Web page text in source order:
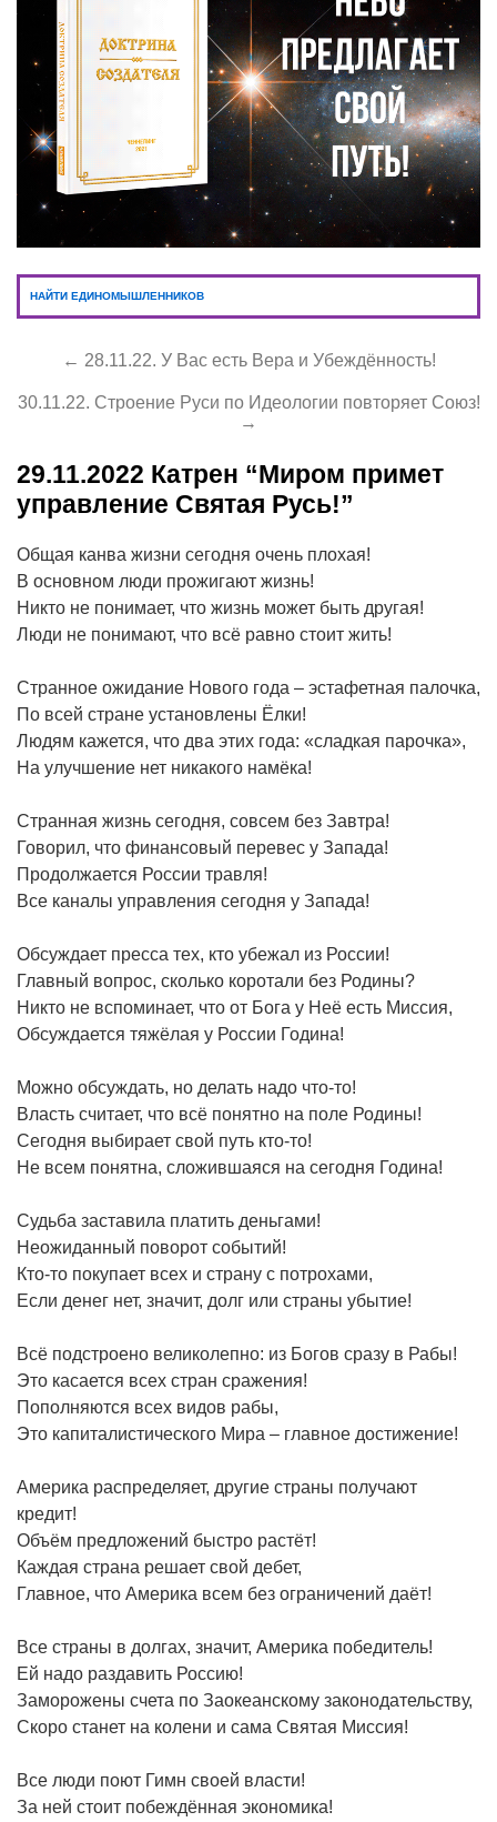
НАЙТИ ЕДИНОМЫШЛЕННИКОВ
← 28.11.22. У Вас есть Вера и Убеждённость!
30.11.22. Строение Руси по Идеологии повторяет Союз!
→
29.11.2022 Катрен “Миром примет
управление Святая Русь!”
Общая канва жизни сегодня очень плохая!
В основном люди прожигают жизнь!
Никто не понимает, что жизнь может быть другая!
Люди не понимают, что всё равно стоит жить!
Странное ожидание Нового года – эстафетная палочка,
По всей стране установлены Ёлки!
Людям кажется, что два этих года: «сладкая парочка»,
На улучшение нет никакого намёка!
Странная жизнь сегодня, совсем без Завтра!
Говорил, что финансовый перевес у Запада!
Продолжается России травля!
Все каналы управления сегодня у Запада!
Обсуждает пресса тех, кто убежал из России!
Главный вопрос, сколько коротали без Родины?
Никто не вспоминает, что от Бога у Неё есть Миссия,
Обсуждается тяжёлая у России Година!
Можно обсуждать, но делать надо что-то!
Власть считает, что всё понятно на поле Родины!
Сегодня выбирает свой путь кто-то!
Не всем понятна, сложившаяся на сегодня Година!
Судьба заставила платить деньгами!
Неожиданный поворот событий!
Кто-то покупает всех и страну с потрохами,
Если денег нет, значит, долг или страны убытие!
Всё подстроено великолепно: из Богов сразу в Рабы!
Это касается всех стран сражения!
Пополняются всех видов рабы,
Это капиталистического Мира – главное достижение!
Америка распределяет, другие страны получают
кредит!
Объём предложений быстро растёт!
Каждая страна решает свой дебет,
Главное, что Америка всем без ограничений даёт!
Все страны в долгах, значит, Америка победитель!
Ей надо раздавить Россию!
Заморожены счета по Заокеанскому законодательству,
Скоро станет на колени и сама Святая Миссия!
Все люди поют Гимн своей власти!
За ней стоит побеждённая экономика!